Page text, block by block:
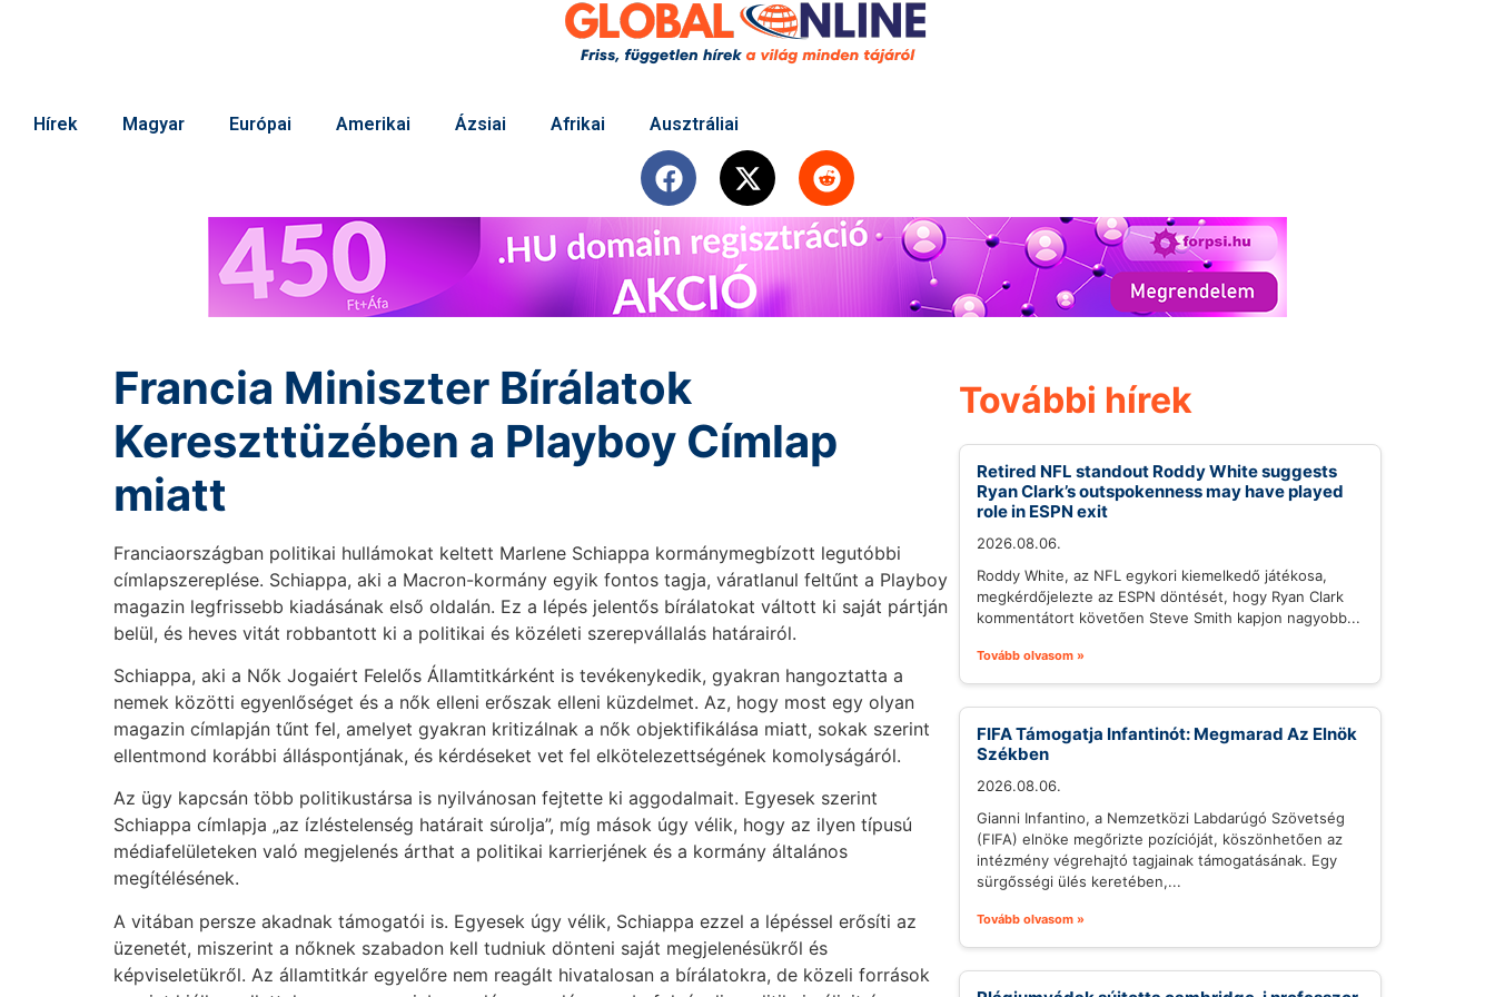
Hírek Magyar Európai Amerikai Ázsiai Afrikai Ausztráliai
Francia Miniszter Bírálatok
Kereszttüzében a Playboy Címlap
miatt
Franciaországban politikai hullámokat keltett Marlene Schiappa kormánymegbízott legutóbbi
címlapszereplése. Schiappa, aki a Macron-kormány egyik fontos tagja, váratlanul feltűnt a Playboy
magazin legfrissebb kiadásának első oldalán. Ez a lépés jelentős bírálatokat váltott ki saját pártján
belül, és heves vitát robbantott ki a politikai és közéleti szerepvállalás határairól.
Schiappa, aki a Nők Jogaiért Felelős Államtitkárként is tevékenykedik, gyakran hangoztatta a
nemek közötti egyenlőséget és a nők elleni erőszak elleni küzdelmet. Az, hogy most egy olyan
magazin címlapján tűnt fel, amelyet gyakran kritizálnak a nők objektifikálása miatt, sokak szerint
ellentmond korábbi álláspontjának, és kérdéseket vet fel elkötelezettségének komolyságáról.
Az ügy kapcsán több politikustársa is nyilvánosan fejtette ki aggodalmait. Egyesek szerint
Schiappa címlapja „az ízléstelenség határait súrolja”, míg mások úgy vélik, hogy az ilyen típusú
médiafelületeken való megjelenés árthat a politikai karrierjének és a kormány általános
megítélésének.
A vitában persze akadnak támogatói is. Egyesek úgy vélik, Schiappa ezzel a lépéssel erősíti az
üzenetét, miszerint a nőknek szabadon kell tudniuk dönteni saját megjelenésükről és
képviseletükről. Az államtitkár egyelőre nem reagált hivatalosan a bírálatokra, de közeli források
További hírek
Retired NFL standout Roddy White suggests
Ryan Clark’s outspokenness may have played
role in ESPN exit
2026.08.06.
Roddy White, az NFL egykori kiemelkedő játékosa,
megkérdőjelezte az ESPN döntését, hogy Ryan Clark
kommentátort követően Steve Smith kapjon nagyobb...
Tovább olvasom »
FIFA Támogatja Infantinót: Megmarad Az Elnök
Székben
2026.08.06.
Gianni Infantino, a Nemzetközi Labdarúgó Szövetség
(FIFA) elnöke megőrizte pozícióját, köszönhetően az
intézmény végrehajtó tagjainak támogatásának. Egy
sürgősségi ülés keretében,...
Tovább olvasom »